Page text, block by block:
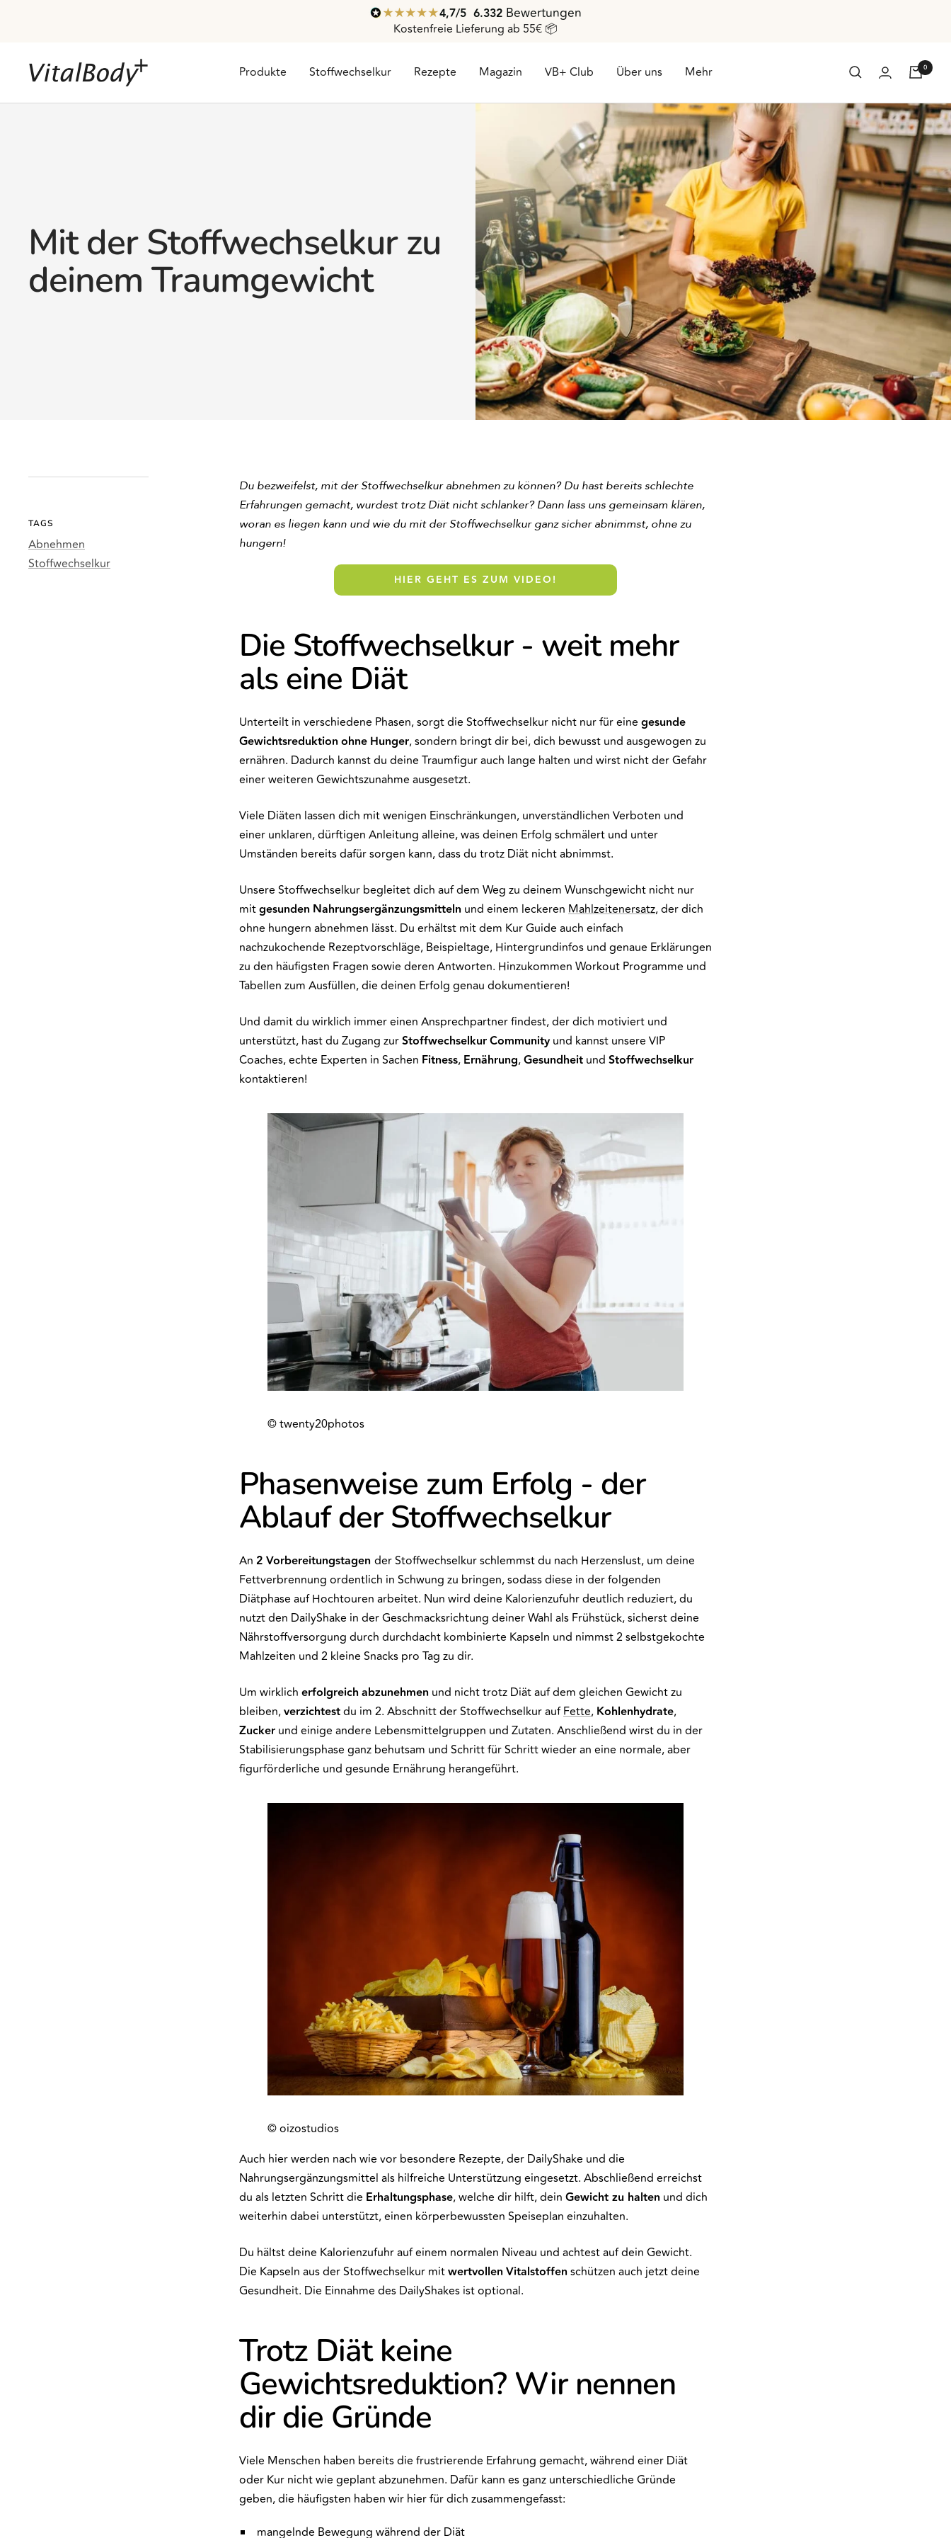
4,7/ 5 6.332 Bewertungen
Kostenfreie Lieferung ab 55€ 📦
Produkte Stoffwechselkur Rezepte Magazin VB+ Club Über uns Mehr
VitalBodyPLUS.de 0
Mit der Stoffwechselkur zu
deinem Traumgewicht
TAGS
Abnehmen
Stoffwechselkur
Du bezweifelst, mit der Stoffwechselkur abnehmen zu können? Du hast bereits schlechte
Erfahrungen gemacht, wurdest trotz Diät nicht schlanker? Dann lass uns gemeinsam klären,
woran es liegen kann und wie du mit der Stoffwechselkur ganz sicher abnimmst, ohne zu
hungern!
HIER GEHT ES ZUM VIDEO!
Die Stoffwechselkur - weit mehr
als eine Diät
Unterteilt in verschiedene Phasen, sorgt die Stoffwechselkur nicht nur für eine gesunde
Gewichtsreduktion ohne Hunger, sondern bringt dir bei, dich bewusst und ausgewogen zu
ernähren. Dadurch kannst du deine Traumfigur auch lange halten und wirst nicht der Gefahr
einer weiteren Gewichtszunahme ausgesetzt.
Viele Diäten lassen dich mit wenigen Einschränkungen, unverständlichen Verboten und
einer unklaren, dürftigen Anleitung alleine, was deinen Erfolg schmälert und unter
Umständen bereits dafür sorgen kann, dass du trotz Diät nicht abnimmst.
Unsere Stoffwechselkur begleitet dich auf dem Weg zu deinem Wunschgewicht nicht nur
mitgesunden Nahrungsergänzungsmitteln und einem leckeren Mahlzeitenersatz, der dich
ohne hungern abnehmen lässt. Du erhältst mit dem Kur Guide auch einfach
nachzukochende Rezeptvorschläge, Beispieltage, Hintergrundinfos und genaue Erklärungen
zu den häufigsten Fragen sowie deren Antworten. Hinzukommen Workout Programme und
Tabellen zum Ausfüllen, die deinen Erfolg genau dokumentieren!
Und damit du wirklich immer einen Ansprechpartner findest, der dich motiviert und
unterstützt, hast du Zugang zurStoffwechselkurCommunity und kannst unsere VIP
Coaches, echte Experten in Sachen Fitness, Ernährung,Gesundheit und Stoffwechselkur
kontaktieren!
© twenty20photos
Phasenweise zum Erfolg - der
Ablauf der Stoffwechselkur
An 2 Vorbereitungstagen der Stoffwechselkur schlemmst du nach Herzenslust, um deine
Fettverbrennung ordentlich in Schwung zu bringen, sodass diese in der folgenden
Diätphase auf Hochtouren arbeitet. Nun wird deine Kalorienzufuhr deutlich reduziert, du
nutzt den DailyShake in der Geschmacksrichtung deiner Wahl als Frühstück, sicherst deine
Nährstoffversorgung durch durchdacht kombinierte Kapseln und nimmst 2 selbstgekochte
Mahlzeiten und 2 kleine Snacks pro Tag zu dir.
Um wirklich erfolgreich abzunehmen und nicht trotz Diät auf dem gleichen Gewicht zu
bleiben,verzichtestdu im 2. Abschnitt der Stoffwechselkur aufFette, Kohlenhydrate,
Zucker und einige andere Lebensmittelgruppen und Zutaten. Anschließend wirst du in der
Stabilisierungsphase ganz behutsam und Schritt für Schritt wieder an eine normale, aber
figurförderliche und gesunde Ernährung herangeführt.
© oizostudios
Auch hier werden nach wie vor besondere Rezepte, der DailyShake und die
Nahrungsergänzungsmittel als hilfreiche Unterstützung eingesetzt. Abschließend erreichst
du als letzten Schritt die Erhaltungsphase, welche dir hilft, dein Gewicht zu halten und dich
weiterhin dabei unterstützt, einen körperbewussten Speiseplan einzuhalten.
Du hältst deine Kalorienzufuhr auf einem normalen Niveau und achtest auf dein Gewicht.
Die Kapseln aus der Stoffwechselkur mitwertvollen Vitalstoffen schützen auch jetzt deine
Gesundheit. Die Einnahme des DailyShakes ist optional.
Trotz Diät keine
Gewichtsreduktion? Wir nennen
dir die Gründe
Viele Menschen haben bereits die frustrierende Erfahrung gemacht, während einer Diät
oder Kur nicht wie geplant abzunehmen. Dafür kann es ganz unterschiedliche Gründe
geben, die häufigsten haben wir hier für dich zusammengefasst:
mangelnde Bewegung während der Diät